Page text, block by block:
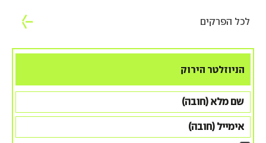
לכל הפרקים
הניוזלטר הירוק